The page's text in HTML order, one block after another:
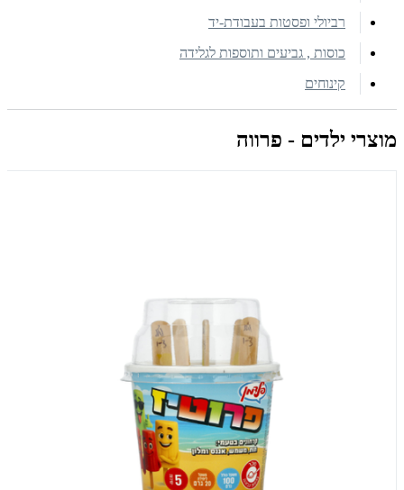
רביולי ופסטות בעבודת-יד
כוסות , גביעים ותוספות לגלידה
קינוחים
מוצרי ילדים - פרווה